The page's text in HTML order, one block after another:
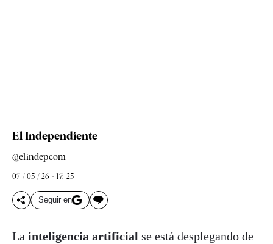
El Independiente
@elindepcom
07 / 05 / 26 - 17: 25
Seguir en
La inteligencia artificial se está desplegando de